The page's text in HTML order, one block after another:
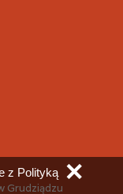
Grudziądzu
✕
z Polityką